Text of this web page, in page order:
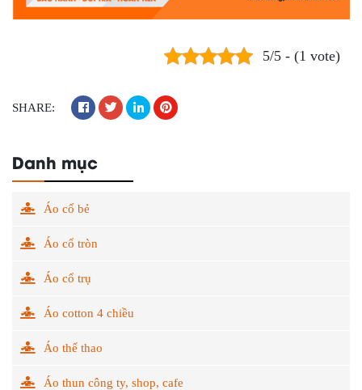
5/5 - (1 vote)
SHARE:
Danh mục
Áo cổ bẻ
Áo cổ tròn
Áo cổ trụ
Áo cotton 4 chiều
Áo thể thao
Áo thun công ty, shop, cafe